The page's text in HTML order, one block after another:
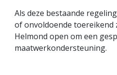
Als deze bestaande
of onvoldoende toereikend
Helmond open om een
maatwerkondersteuning.